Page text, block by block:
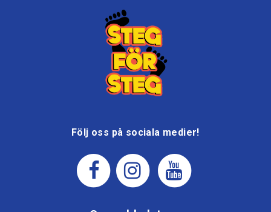
Följ oss på sociala medier!